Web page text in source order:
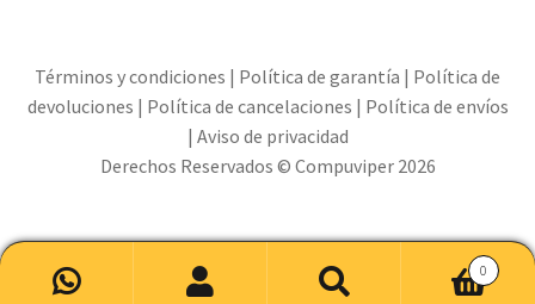
Buscar
Buscar
0
Términos y condiciones | Política de garantía | Política de
devoluciones | Política de cancelaciones | Política de envíos
| Aviso de privacidad
Derechos Reservados © Compuviper 2026